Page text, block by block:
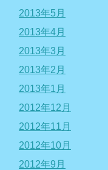
2013年5月
2013年4月
2013年3月
2013年2月
2013年1月
2012年12月
2012年11月
2012年10月
2012年9月